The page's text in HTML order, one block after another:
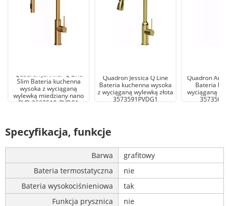
Quadron Jennifer Q Line
Slim Bateria kuchenna
wysoka z wyciąganą
wylewką miedziany nano
PVD 3623510_PVDC1
Quadron Jessica Q Line
Bateria kuchenna wysoka
z wyciąganą wylewką złota
3573591PVDG1
Quadron
Bateria
wyciąganą
Specyfikacja, funkcje
Barwa
grafitowy
Bateria termostatyczna
nie
Bateria wysokociśnieniowa
tak
Funkcja prysznica
nie